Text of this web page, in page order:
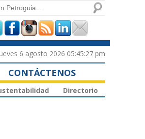
de
6 agosto 2026 05:45:27 pm
CONTÁCTENOS
Directorio